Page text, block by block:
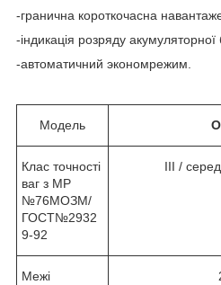
-гранична короткочасна
-індикація розряду акумуляторної
-автоматичний экономрежим.
Модель
Клас точності
ваг з МР
№76МОЗМ/
ГОСТ№2932
9-92
III /
Межі